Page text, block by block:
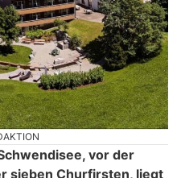
vor der
sieben Churfirsten, liegt